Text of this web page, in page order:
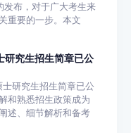
布，对于广大考生来
重要的一步。本文
究生招生简章已公
研究生招生简章已公
和熟悉招生政策成为
述、细节解析和备考